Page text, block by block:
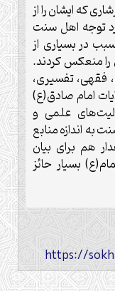
که ایشان را از
توجه اهل سنت
در بسیاری از
را منعکس کردند.
فقهی، تفسیری،
امام صادق(ع)
علمی و
به اندازه منابع
هم برای بیان
بسیار حائز